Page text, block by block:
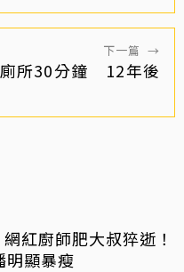
下一篇 →
所30分鐘 12年後
紅廚師肥大叔猝逝！
明顯暴瘦